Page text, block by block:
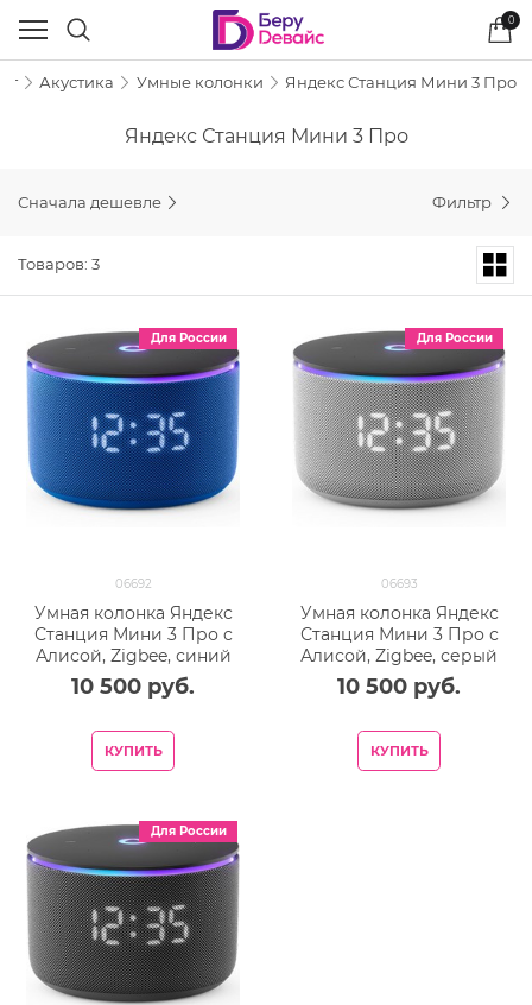
0
Акустика Умные колонки Яндекс Станция Мини 3 Про
Яндекс Станция Мини 3 Про
Сначала дешевле Фильтр
Товаров: 3
Для России
06692
Умная колонка Яндекс
Станция Мини 3 Про с
Алисой, Zigbee, синий
10 500 руб.
КУПИТЬ
Для России
06693
Умная колонка Яндекс
Станция Мини 3 Про с
Алисой, Zigbee, серый
10 500 руб.
КУПИТЬ
Для России